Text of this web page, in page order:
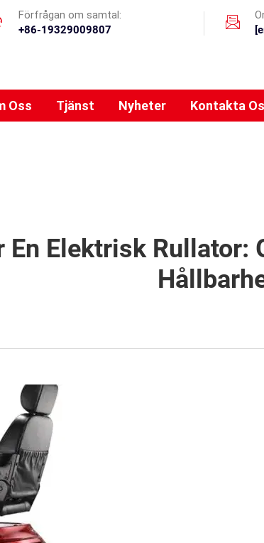
Förfrågan om samtal:
+86-19329009807
Oss Tjänst Nyheter Kontakta
En Elektrisk